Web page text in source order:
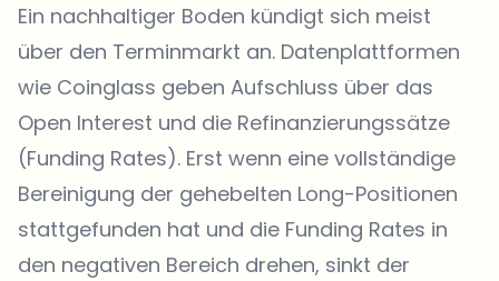
Ein nachhaltiger Boden kündigt sich meist
über den Terminmarkt an. Datenplattformen
wie Coinglass geben Aufschluss über das
Open Interest und die Refinanzierungssätze
(Funding Rates). Erst wenn eine vollständige
Bereinigung der gehebelten Long-Positionen
stattgefunden hat und die Funding Rates in
den negativen Bereich drehen, sinkt der